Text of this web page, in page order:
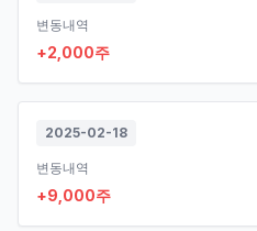
변동내역
+2,000주
2025-02-18
변동내역
+9,000주